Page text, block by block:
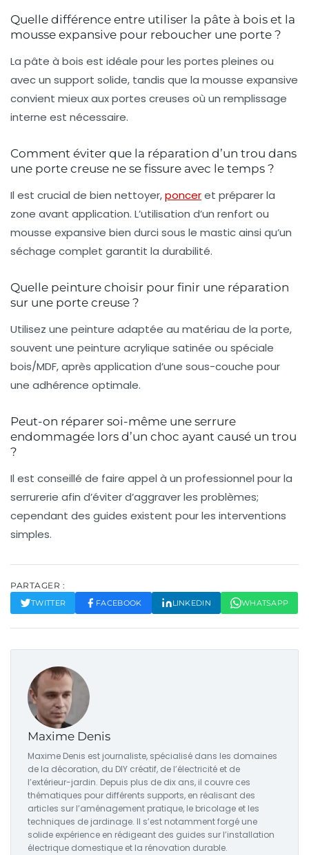
Quelle différence entre utiliser la pâte à bois et la
mousse expansive pour reboucher une porte ?
La pâte à bois est idéale pour les portes pleines ou
avec un support solide, tandis que la mousse expansive
convient mieux aux portes creuses où un remplissage
interne est nécessaire.
Comment éviter que la réparation d’un trou dans
une porte creuse ne se fissure avec le temps ?
Il est crucial de bien nettoyer,ponceret préparer la
zone avant application. L’utilisation d’un renfort ou
mousse expansive bien durci sous le mastic ainsi qu’un
séchage complet garantit la durabilité.
Quelle peinture choisir pour finir une réparation
sur une porte creuse ?
Utilisez une peinture adaptée au matériau de la porte,
souvent une peinture acrylique satinée ou spéciale
bois/MDF, après application d’une sous-couche pour
une adhérence optimale.
Peut-on réparer soi-même une serrure
endommagée lors d’un choc ayant causé un trou
?
Il est conseillé de faire appel à un professionnel pour la
serrurerie afin d’éviter d’aggraver les problèmes;
cependant des guides existent pour les interventions
simples.
PARTAGER :
TWITTER FACEBOOK LINKEDIN WHATSAPP
Maxime Denis
Maxime Denis est journaliste, spécialisé dans les domaines
de la décoration, du DIY créatif, de l’électricité et de
l’extérieur-jardin. Depuis plus de dix ans, il couvre ces
thématiques pour différents supports, en réalisant des
articles sur l’aménagement pratique, le bricolage et les
techniques de jardinage. Il s’est notamment forgé une
solide expérience en rédigeant des guides sur l’installation
électrique domestique et la rénovation durable.